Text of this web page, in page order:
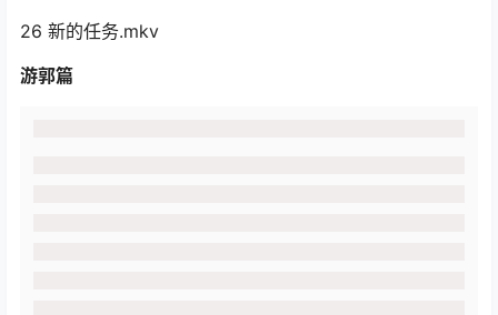
26 新的任务.mkv
游郭篇